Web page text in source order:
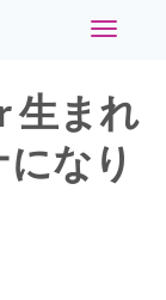
Toggle
生まれ
なり